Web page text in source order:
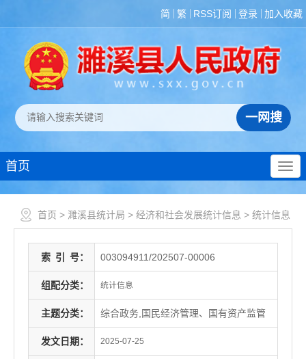
简 繁 RSS订阅 登录 加入收藏
首页
首页 > 濉溪县统计局 > 经济和社会发展统计信息 > 统计信息
索 引 号： 003094911/202507-00006
组配分类： 统计信息
主题分类： 综合政务,国民经济管理、国有资产监管
发文日期： 2025-07-25